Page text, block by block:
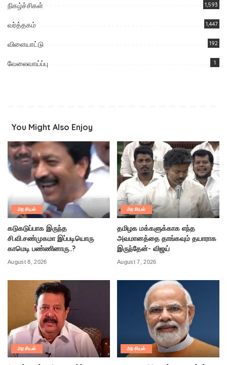
நிகழ்ச்சிகள் 1,593
வர்த்தகம் 1,447
விளையாட்டு 192
வேலைவாய்ப்பு 1
You Might Also Enjoy
அரசியல்
கடுகடுப்பாக இருந்த
சி.வி.சண்முகமா இப்படியொரு
காமெடி பண்ணினாரு..?
August 8, 2026
அரசியல்
தமிழக மக்களுக்காக எந்த
அவமானத்தை தாங்கவும் தயாராக
இருந்தேன்- விஜய்
August 7, 2026
அரசியல் அரசியல்